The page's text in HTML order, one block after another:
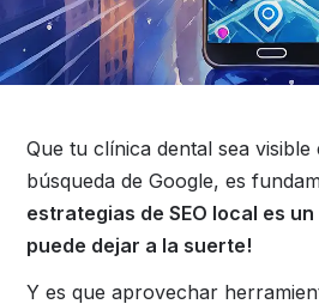
Que tu clínica dental sea
búsqueda de Google, es
estrategias de SEO local es
puede dejar a la suerte!
Y es que aprovechar